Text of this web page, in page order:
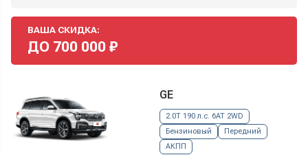
ВАША СКИДКА:
ДО 700 000 ₽
GE
2.0T 190 л.с. 6AT 2WD
Бензиновый
Передний
АКПП